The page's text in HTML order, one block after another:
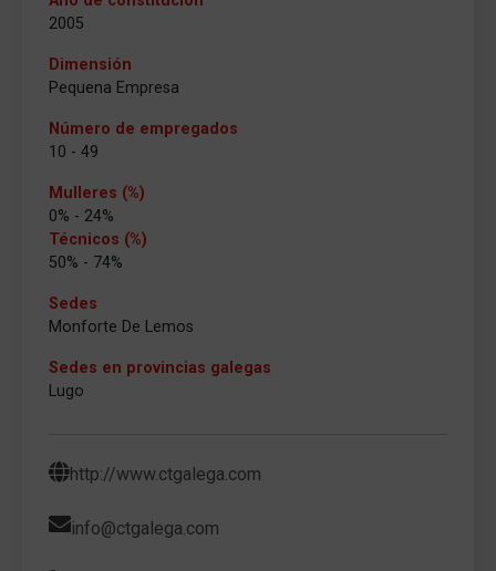
2005
Dimensión
Pequena Empresa
Número de empregados
10 - 49
Mulleres (%)
0% - 24%
Técnicos (%)
50% - 74%
Sedes
Monforte De Lemos
Sedes en provincias galegas
Lugo
http://www.ctgalega.com
info@ctgalega.com